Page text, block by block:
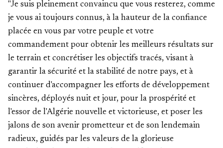
"Je suis pleinement convaincu que vous resterez, comme
je vous ai toujours connus, à la hauteur de la confiance
placée en vous par votre peuple et votre
commandement pour obtenir les meilleurs résultats sur
le terrain et concrétiser les objectifs tracés, visant à
garantir la sécurité et la stabilité de notre pays, et à
continuer d'accompagner les efforts de développement
sincères, déployés nuit et jour, pour la prospérité et
l'essor de l'Algérie nouvelle et victorieuse, et poser les
jalons de son avenir prometteur et de son lendemain
radieux, guidés par les valeurs de la glorieuse